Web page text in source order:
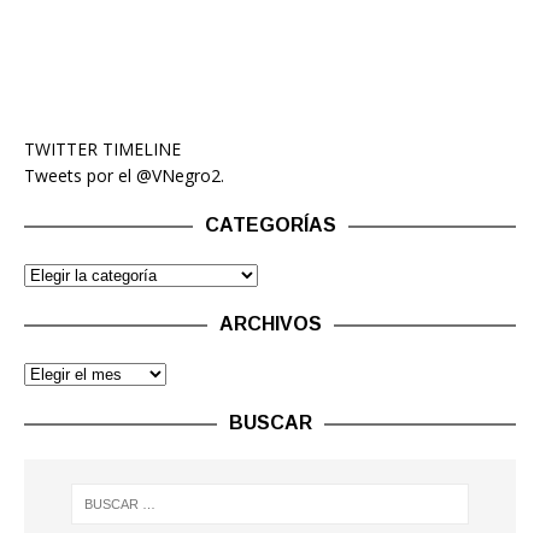
TWITTER TIMELINE
Tweets por el @VNegro2.
CATEGORÍAS
ARCHIVOS
BUSCAR